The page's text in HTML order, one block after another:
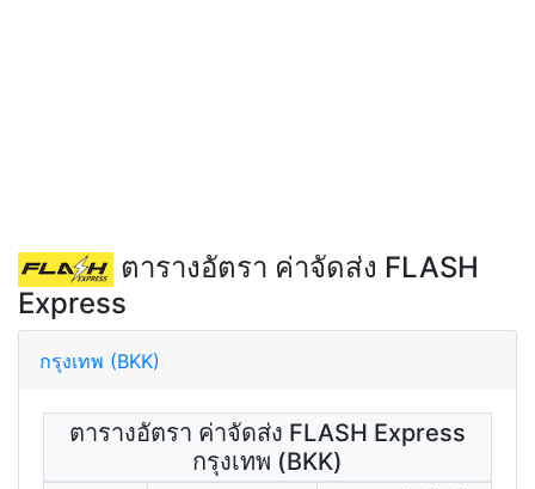
ตารางอัตรา ค่าจัดส่ง FLASH
Express
กรุงเทพ (BKK)
ตารางอัตรา ค่าจัดส่ง FLASH Express
กรุงเทพ (BKK)